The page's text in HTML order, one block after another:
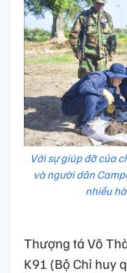
Với sự giúp đỡ của
và người dân
nhiều
Thượng tá Võ
K91 (Bộ Chỉ huy